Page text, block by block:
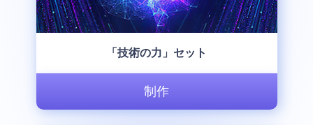
「技術の力」セット
制作